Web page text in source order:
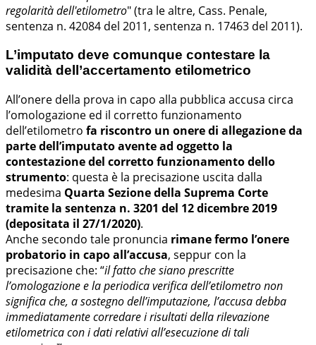
regolarità dell'etilometro" (tra le altre, Cass. Penale,
sentenza n. 42084 del 2011, sentenza n. 17463 del 2011).
L’imputato deve comunque contestare la
validità dell’accertamento etilometrico
All’onere della prova in capo alla pubblica accusa circa
l’omologazione ed il corretto funzionamento
dell’etilometro fa riscontro un onere di allegazione da
parte dell’imputato avente ad oggetto la
contestazione del corretto funzionamento dello
strumento: questa è la precisazione uscita dalla
medesima Quarta Sezione della Suprema Corte
tramite la sentenza n. 3201 del 12 dicembre 2019
(depositata il 27/1/2020).
Anche secondo tale pronuncia rimane fermo l’onere
probatorio in capo all’accusa, seppur con la
precisazione che: “il fatto che siano prescritte
l’omologazione e la periodica verifica dell’etilometro non
significa che, a sostegno dell’imputazione, l’accusa debba
immediatamente corredare i risultati della rilevazione
etilometrica con i dati relativi all’esecuzione di tali